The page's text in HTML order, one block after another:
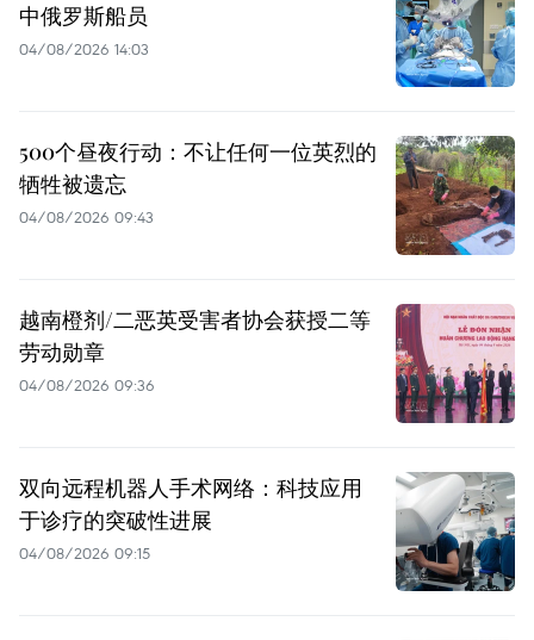
中俄罗斯船员
04/08/2026 14:03
500个昼夜行动：不让任何一位英烈的
牺牲被遗忘
04/08/2026 09:43
越南橙剂/二恶英受害者协会获授二等
劳动勋章
04/08/2026 09:36
双向远程机器人手术网络：科技应用
于诊疗的突破性进展
04/08/2026 09:15